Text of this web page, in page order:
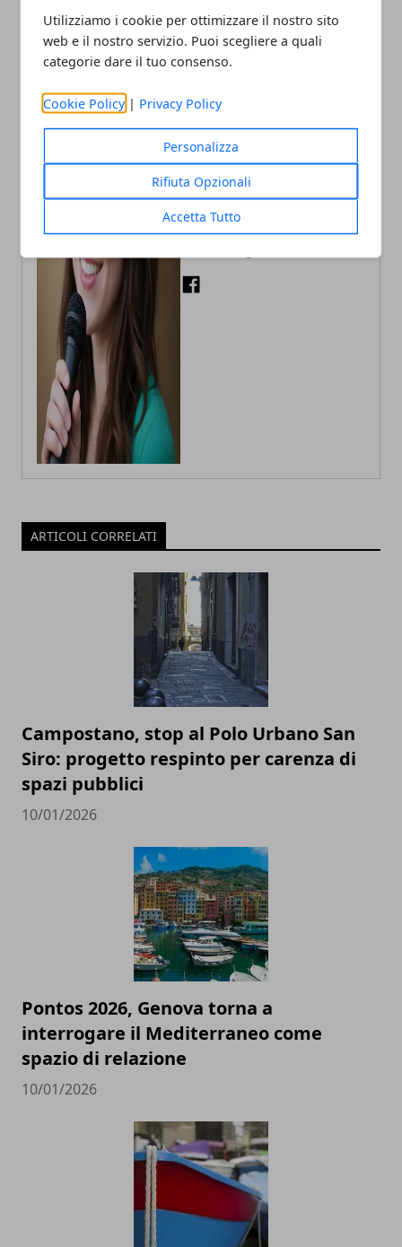
Utilizziamo i cookie per ottimizzare il nostro sito
web e il nostro servizio. Puoi scegliere a quali
categorie dare il tuo consenso.
Cookie Policy | Privacy Policy
Personalizza
Rifiuta Opzionali
Accetta Tutto
Annalisa Biasi
Autrice di articoli per blog, laureata
in Psicologia con la passione per la
ARTICOLI CORRELATI
Campostano, stop al Polo Urbano San
Siro: progetto respinto per carenza di
spazi pubblici
10/01/2026
Pontos 2026, Genova torna a
interrogare il Mediterraneo come
spazio di relazione
10/01/2026